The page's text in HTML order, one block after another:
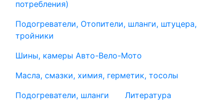
потребления)
Подогреватели, Отопители, шланги, штуцера,
тройники
Шины, камеры Авто-Вело-Мото
Масла, смазки, химия, герметик, тосолы
Подогреватели, шланги
Литература